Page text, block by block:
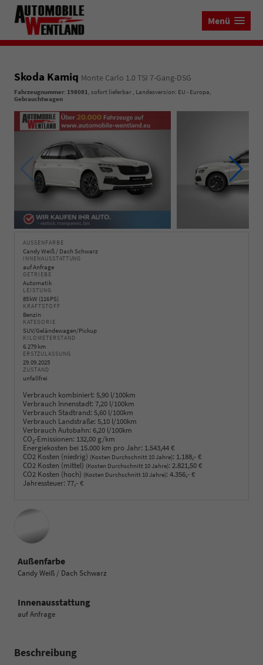
Menü
Skoda Kamiq Monte Carlo 1.0 TSI 7-Gang-DSG
Fahrzeugnummer: 198081, sofort lieferbar , Landesversion: EU - Europa,
Gebrauchtwagen
AUSSENFARBE
Candy Weiß / Dach Schwarz
INNENAUSSTATTUNG
auf Anfrage
GETRIEBE
Automatik
LEISTUNG
85 kW (116 PS)
KRAFTSTOFF
Benzin
KATEGORIE
SUV/Geländewagen/Pickup
KILOMETERSTAND
6.279 km
ERSTZULASSUNG
29.09.2025
ZUSTAND
unfallfrei
Verbrauch kombiniert: 5,90 l/100km
Verbrauch Innenstadt: 7,20 l/100km
Verbrauch Stadtrand: 5,60 l/100km
Verbrauch Landstraße: 5,10 l/100km
Verbrauch Autobahn: 6,20 l/100km
CO2-Emissionen: 132,00 g/km
Energiekosten bei 15.000 km pro Jahr: 1.543,44 €
CO2 Kosten (niedrig) (Kosten Durchschnitt 10 Jahre): 1.188,- €
CO2 Kosten (mittel) (Kosten Durchschnitt 10 Jahre): 2.821,50 €
CO2 Kosten (hoch) (Kosten Durchschnitt 10 Jahre): 4.356,- €
Jahressteuer: 77,- €
Außenfarbe
Candy Weiß / Dach Schwarz
Innenausstattung
auf Anfrage
Beschreibung